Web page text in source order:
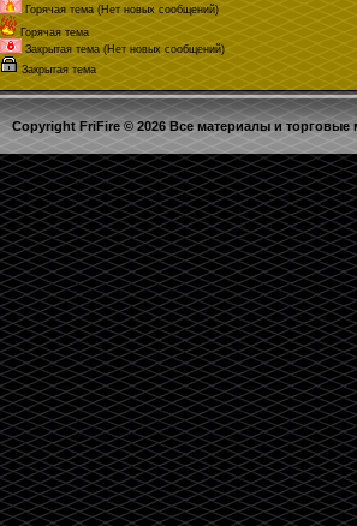
Горячая тема (Нет новых сообщений)
Горячая тема
Закрытая тема (Нет новых сообщений)
Закрытая тема
Copyright FriFire © 2026 Все материалы и